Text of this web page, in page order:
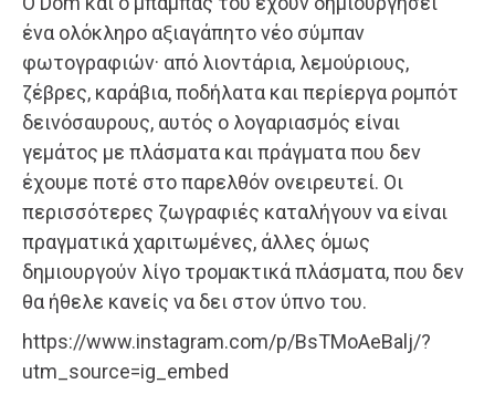
ένα ολόκληρο αξιαγάπητο νέο σύμπαν
φωτογραφιών· από λιοντάρια, λεμούριους,
ζέβρες, καράβια, ποδήλατα και περίεργα ρομπότ
δεινόσαυρους, αυτός ο λογαριασμός είναι
γεμάτος με πλάσματα και πράγματα που δεν
έχουμε ποτέ στο παρελθόν ονειρευτεί. Οι
περισσότερες ζωγραφιές καταλήγουν να είναι
πραγματικά χαριτωμένες, άλλες όμως
δημιουργούν λίγο τρομακτικά πλάσματα, που δεν
θα ήθελε κανείς να δει στον ύπνο του.
https://www.instagram.com/p/BsTMoAeBalj/?
utm_source=ig_embed